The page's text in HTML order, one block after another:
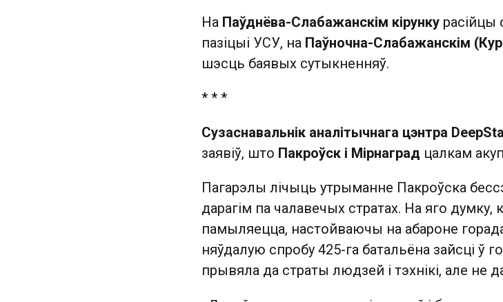
На Паўднёва-Слабажанскім кірунку расійцы
пазіцыі УСУ, на Паўночна-Слабажанскім
шэсць баявых сутыкненняў.
* * *
Сузаснавальнік аналітычнага цэнтра
заявіў, што Пакроўск і Мірнаград цалкам
Пагарэлы лічыць утрыманне Пакроўска
дарагім па чалавечых стратах. На яго думку,
памыляецца, настойваючы на абароне
няўдалую спробу 425-га батальёна зайсці ў
прывяла да страты людзей і тэхнікі, але не